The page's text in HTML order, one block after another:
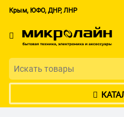
Крым, ЮФО, ДНР, ЛНР